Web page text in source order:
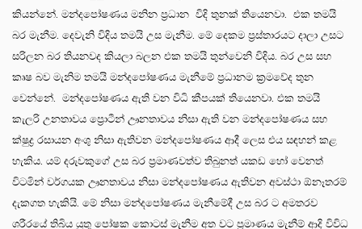
කියන්නේ. මන්දපෝෂණය මනින ප්‍රධාන විදි තුනක් තියෙනවා. එක තමයි
බර මැනීම. දෙවැනි විදිය තමයි උස මැනීම. මේ දෙකම ප්‍රස්තාරයට දාලා උසට
සරිලන බර තියනවද කියලා බලන එක තමයි තුන්වෙනි විදිය. බර උස සහ
කෘෂ බව මැනිම තමයි මන්දපෝෂණය මැනීමේ ප්‍රධානම ක්‍රමවේද තුන
වෙන්නේ. මන්දපෝෂණය ඇති වන විධි කීපයක් තියෙනවා. එක තමයි
කැලරි උනතාවය ප්‍රොටීන් ඌනතාවය නිසා ඇති වන මන්දපෝෂණය සහ
ක්ෂුද්‍ර රසායන අංශු නිසා ඇතිවන මන්දපෝෂණය ආදී ලෙස එය සඳහන් කළ
හැකිය. යම් දරුවකුගේ උස බර ප්‍රමාණවත්ව තිබුනත් යකඩ හෝ වෙනත්
විටමින් වර්ගයක ඌනතාවය නිසා මන්දපෝෂණය ඇතිවන අවස්ථා ඕනෑතරම්
දැකගත හැකියි. මේ නිසා මන්දපෝෂණය මැනීමේදී උස බර ට අමතරව
ශරීරයේ තිබිය යුතු පෝෂක කොටස් මැනීම අත වට ප්‍රමාණය මැනීම් ආදි විවිධ